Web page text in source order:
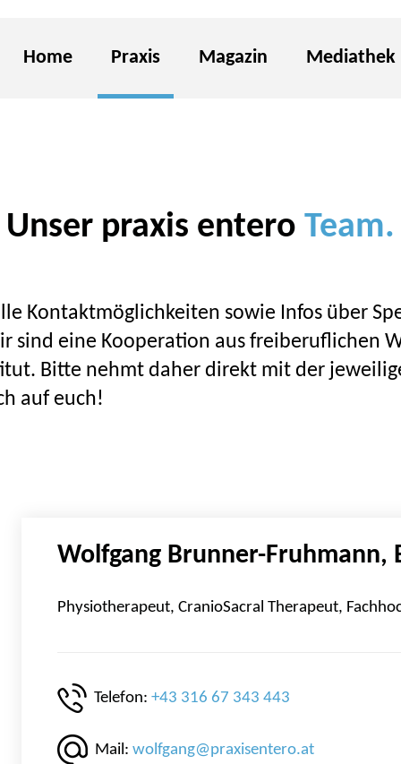
Home Praxis Magazin Mediathek
Unser praxis entero Team.
Kontaktmöglichkeiten sowie Infos über
sind eine Kooperation aus freiberuflichen
Bitte nehmt daher direkt mit der
auf euch!
Wolfgang Brunner-Fruhmann,
Physiotherapeut, CranioSacral Therapeut,
Telefon: +43 316 67 343 443
Mail: wolfgang@praxisentero.at